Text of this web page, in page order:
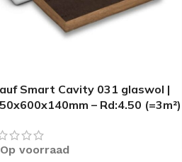
Vloerisolatie
Bodemisolatie
Betonvloer isolatie
Smart Cavity 031 glaswol |
– Rd:4.50 (=3m²)
Op voorraad